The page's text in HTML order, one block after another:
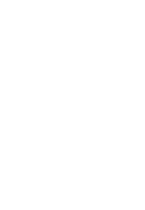
w
staje się
układu